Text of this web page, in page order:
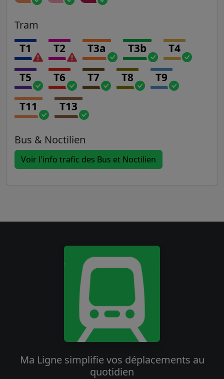
Tram
T1 T2 T3a T3b T4
T5 T6 T7 T8 T9
T11 T13
Bus & Noctilien
Voir l'info trafic des Bus et Noctilien
Ma Ligne simplifie vos déplacements au
quotidien